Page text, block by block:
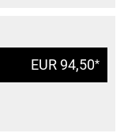
EUR 94,50*